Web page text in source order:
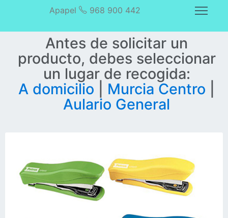
Apapel 968 900 442
Antes de solicitar un
producto, debes seleccionar
un lugar de recogida:
A domicilio
Murcia Centro
Aulario General